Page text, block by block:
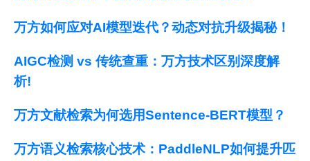
万方如何应对AI模型迭代？动态对抗升级揭秘！
AIGC检测 vs 传统查重：万方技术区别深度解
析!
万方文献检索为何选用Sentence-BERT模型？
万方语义检索核心技术：PaddleNLP如何提升匹